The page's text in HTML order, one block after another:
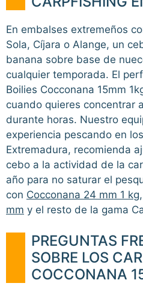
En embalses extremeños
Sola, Cíjara o Alange, un
banana sobre base de
cualquier temporada. El
Boilies Cocconana 15mm
cuando quieres concentrar
durante horas. Nuestro
experiencia pescando en
Extremadura, recomienda
cebo a la actividad de la
año para no saturar el
con Cocconana 24 mm 1 kg,
mm y el resto de la gama
PREGUNTAS
SOBRE LOS
COCCONANA